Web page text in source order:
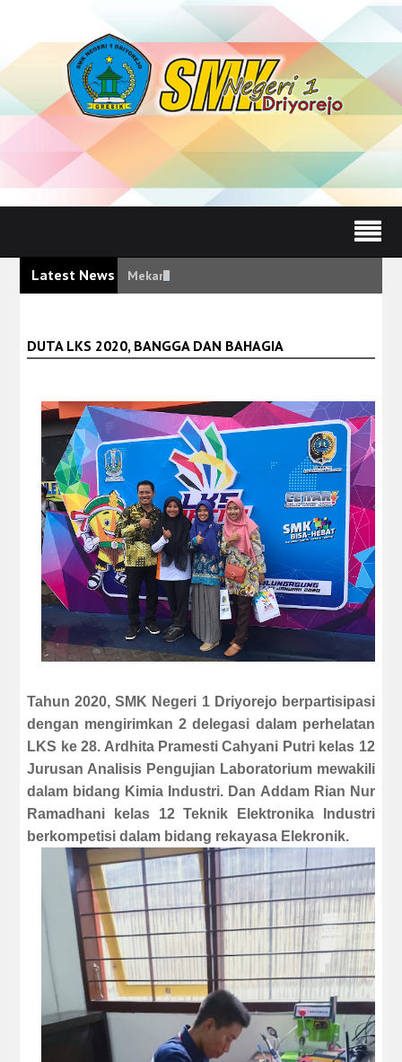
Latest News Mekanisme Pengaduan Pelayanan Pendidikan
DUTA LKS 2020, BANGGA DAN BAHAGIA
Tahun 2020, SMK Negeri 1 Driyorejo berpartisipasi
dengan mengirimkan 2 delegasi dalam perhelatan
LKS ke 28. Ardhita Pramesti Cahyani Putri kelas 12
Jurusan Analisis Pengujian Laboratorium mewakili
dalam bidang Kimia Industri. Dan Addam Rian Nur
Ramadhani kelas 12 Teknik Elektronika Industri
berkompetisi dalam bidang rekayasa Elekronik.